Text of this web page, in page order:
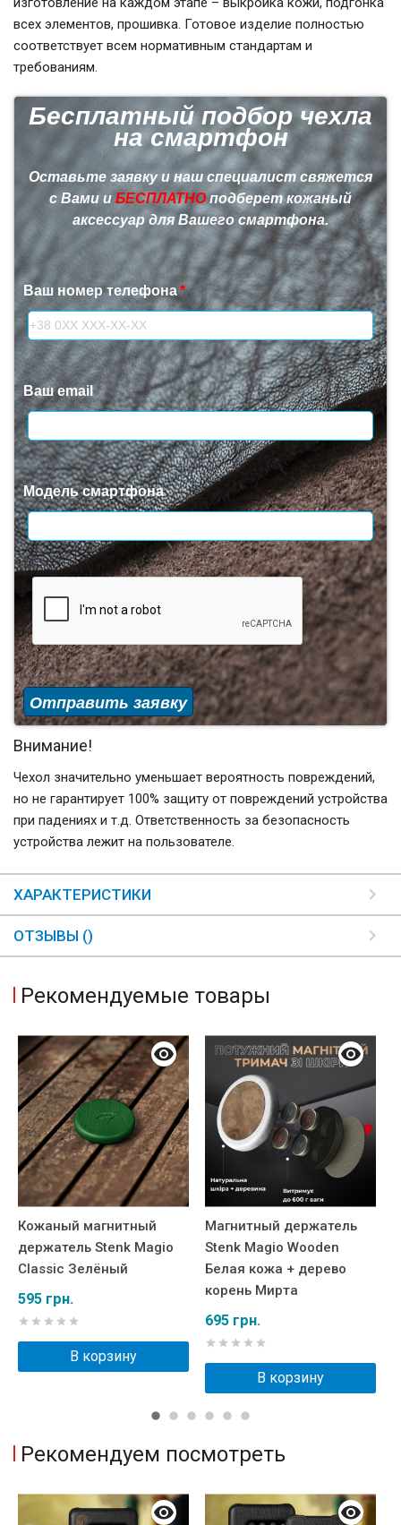
всех элементов, прошивка. Готовое изделие полностью
соответствует всем нормативным стандартам и
требованиям.
Бесплатный подбор чехла
на смартфон
Оставьте заявку и наш специалист свяжется
с Вами и БЕСПЛАТНОподберет кожаный
аксессуар для Вашего смартфона.
Ваш номер телефона
Ваш email
Модель смартфона
Отправить заявку
Внимание!
Чехол значительно уменьшает вероятность повреждений,
но не гарантирует 100% защиту от повреждений устройства
при падениях и т.д. Ответственность за безопасность
устройства лежит на пользователе.
ХАРАКТЕРИСТИКИ
ОТЗЫВЫ ()
Рекомендуемые товары
Кожаный магнитный
держатель Stenk Magio
Classic Зелёный
595 грн.
В корзину
Магнитный держатель
Stenk Magio Wooden
Белая кожа + дерево
корень Мирта
695 грн.
В корзину
Рекомендуем посмотреть